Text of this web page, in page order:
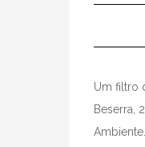
Um filtro
Beserra,